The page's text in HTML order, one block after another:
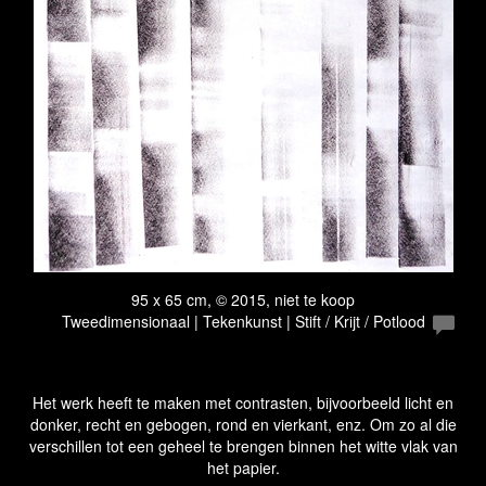
95 x 65 cm, © 2015, niet te koop
Tweedimensionaal | Tekenkunst | Stift / Krijt / Potlood
Het werk heeft te maken met contrasten, bijvoorbeeld licht en
donker, recht en gebogen, rond en vierkant, enz. Om zo al die
verschillen tot een geheel te brengen binnen het witte vlak van
het papier.